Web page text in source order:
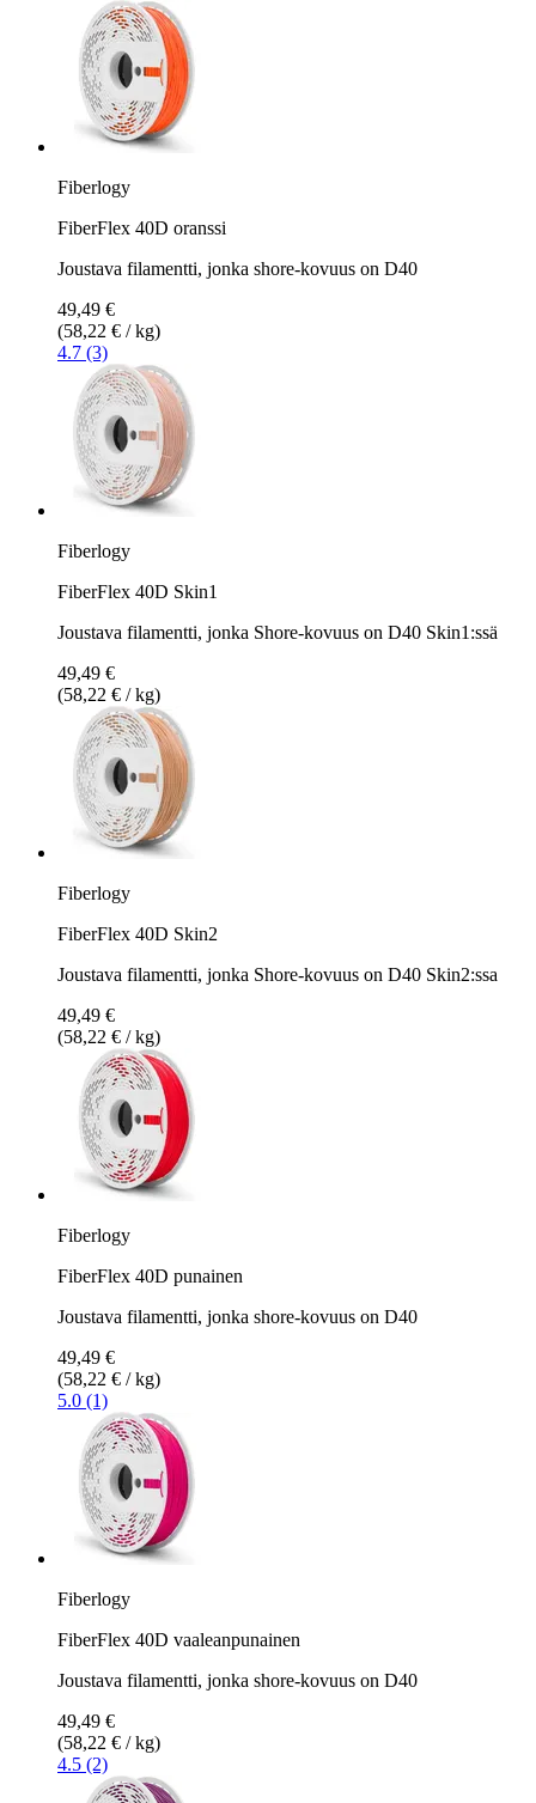
Fiberlogy
FiberFlex 40D oranssi
Joustava filamentti, jonka shore-kovuus on D40
49,49 €
(58,22 € / kg)
4.7 (3)
Fiberlogy
FiberFlex 40D Skin1
Joustava filamentti, jonka Shore-kovuus on D40 Skin1:ssä
49,49 €
(58,22 € / kg)
Fiberlogy
FiberFlex 40D Skin2
Joustava filamentti, jonka Shore-kovuus on D40 Skin2:ssa
49,49 €
(58,22 € / kg)
Fiberlogy
FiberFlex 40D punainen
Joustava filamentti, jonka shore-kovuus on D40
49,49 €
(58,22 € / kg)
5.0 (1)
Fiberlogy
FiberFlex 40D vaaleanpunainen
Joustava filamentti, jonka shore-kovuus on D40
49,49 €
(58,22 € / kg)
4.5 (2)